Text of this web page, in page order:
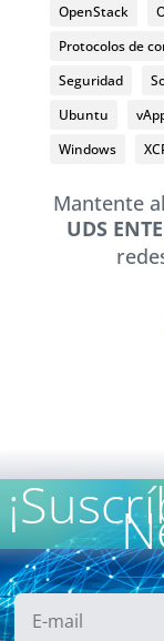
OpenStack
Protocolos de
Seguridad
Ubuntu
Windows
Mantente
UDS